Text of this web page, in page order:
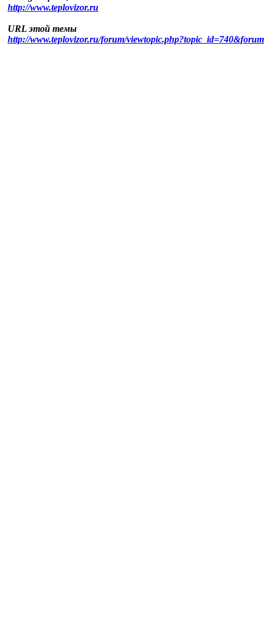
http://www.teplovizor.ru
URL этой темы
http://www.teplovizor.ru/forum/